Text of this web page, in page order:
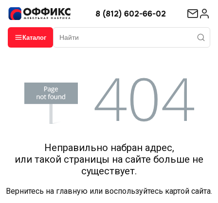
8 (812) 602-66-02
Каталог
Неправильно набран адрес,
или такой страницы на сайте больше не
существует.
Вернитесь на главную или воспользуйтесь картой сайта.